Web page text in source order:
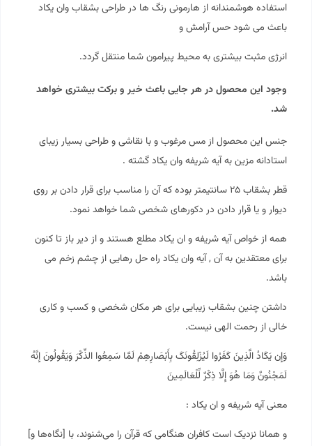
استفاده هوشمندانه ازهارمونیرنگ ها در طراحی بشقاب وان یکاد
باعث می شود حس آرامش و
انرژی مثبت بیشتری به محیط پیرامون شما منتقل گردد.
وجود این محصول در هر جایی باعث خیر و برکت بیشتری خواهد
شد.
جنس این محصول از مس مرغوب و با نقاشی و طراحی بسیار زیبای
استادانه مزین به آیه شریفه وان یکاد گشته .
قطر بشقاب ۲۵ سانتیمتر بوده که آن را مناسب برای قرار دادن بر روی
دیوار و یا قرار دادن در دکورهای شخصی شما خواهد نمود.
همه از خواص آیه شریفه و ان یکاد مطلع هستند و از دیر باز تا کنون
برای معتقدین به آن , آیه وان یکاد راه حل رهایی از چشم زخم می
باشد.
داشتن چنین بشقاب زیبایی برای هر مکان شخصی و کسب و کاری
خالی از رحمت الهی نیست.
وَإِن یَکَادُ الَّذِینَ کَفَرُوا لَیُزْلِقُونَکَ بِأَبْصَارِهِمْ لَمَّا سَمِعُوا الذِّکْرَ وَیَقُولُونَ إِنَّهُ
لَمَجْنُونٌ وَمَا هُوَ إِلَّا ذِکْرٌ لِّلْعَالَمِینَ
معنی آیه شریفه و ان یکاد :
و همانا نزدیک است کافران هنگامی که قرآن را می‌شنوند، با [نگاه‌ها و]